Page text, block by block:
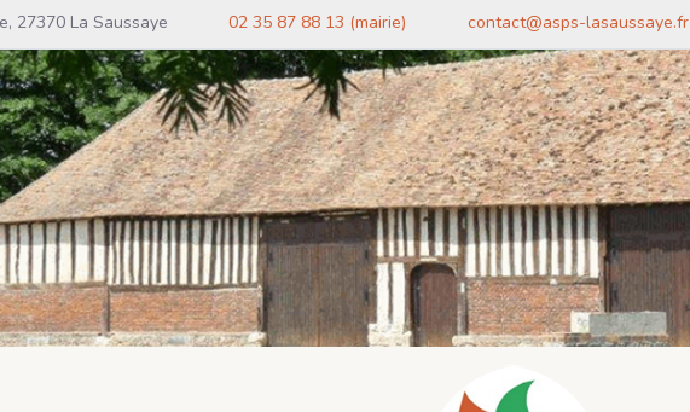
27370 La Saussaye 02 35 87 88 13 (mairie) contact@asps-lasaussaye.fr